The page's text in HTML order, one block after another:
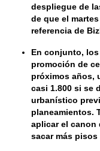
despliegue de
de que el
referencia de
En conjunto,
promoción de
próximos años,
casi 1.800 si se
urbanístico
planeamientos.
aplicar el canon
sacar más